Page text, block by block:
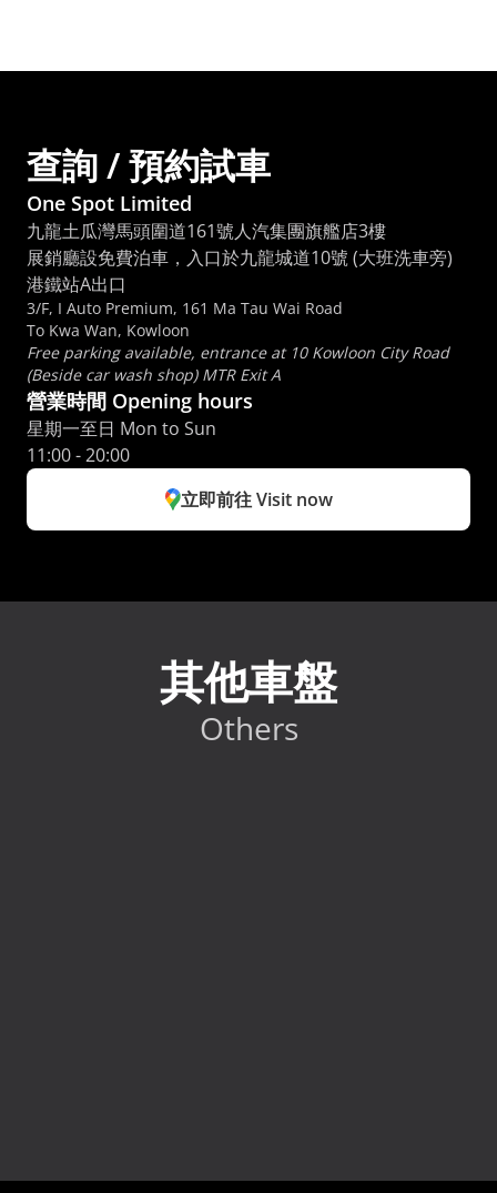
查詢 / 預約試車
One Spot Limited
九龍土瓜灣馬頭圍道161號人汽集團旗艦店3樓
展銷廳設免費泊車，入口於九龍城道10號 (大班洗車旁)
港鐵站A出口
3/F, I Auto Premium, 161 Ma Tau Wai Road
To Kwa Wan, Kowloon
Free parking available, entrance at 10 Kowloon City Road
(Beside car wash shop) MTR Exit A
營業時間 Opening hours
星期一至日 Mon to Sun
11:00 - 20:00
立即前往 Visit now
其他車盤
Others